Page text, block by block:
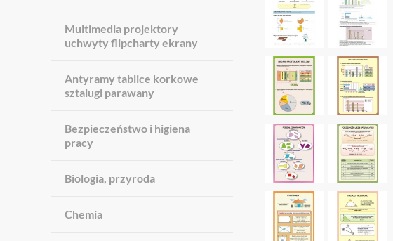
Multimedia projektory
uchwyty flipcharty ekrany
Antyramy tablice korkowe
sztalugi parawany
Bezpieczeństwo i higiena
pracy
Biologia, przyroda
Chemia